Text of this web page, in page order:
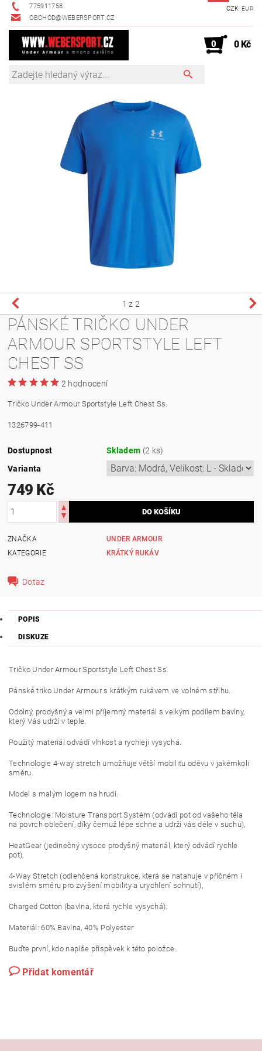
775911758
OBCHOD@WEBERSPORT.CZ
CZK EUR
0 0 Kč
1 z 2
PÁNSKÉ TRIČKO UNDER
ARMOUR SPORTSTYLE LEFT
CHEST SS
2 hodnocení
Tričko Under Armour Sportstyle Left Chest Ss.
1326799-411
Dostupnost Skladem (2 ks)
Varianta
749 Kč
ZNAČKA
UNDER ARMOUR
KATEGORIE
KRÁTKÝ RUKÁV
Dotaz
POPIS
DISKUZE
Tričko Under Armour Sportstyle Left Chest Ss.
Pánské triko Under Armour s krátkým rukávem ve volném střihu.
Odolný, prodyšný a velmi příjemný materiál s velkým podílem bavlny,
který Vás udrží v teple.
Použitý materiál odvádí vlhkost a rychleji vysychá.
Technologie 4-way stretch umožňuje větší mobilitu oděvu v jakémkoli
směru.
Model s malým logem na hrudi.
Technologie: Moisture Transport Systém (odvádí pot od vašeho těla
na povrch oblečení, díky čemuž lépe schne a udrží vás déle v suchu),
HeatGear (jedinečný vysoce prodyšný materiál, který odvádí rychle
pot),
4-Way Stretch (odlehčená konstrukce, která se natahuje v příčném i
svislém směru pro zvýšení mobility a urychlení schnutí),
Charged Cotton (bavlna, která rychle vysychá).
Materiál: 60% Bavlna, 40% Polyester
Buďte první, kdo napíše příspěvek k této položce.
Přidat komentář